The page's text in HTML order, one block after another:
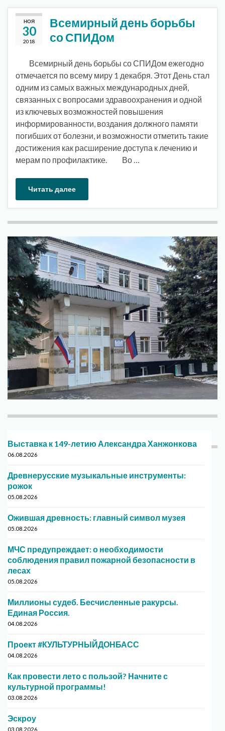
НОЯ
30
2018
Всемирный день борьбы
со СПИДом
Всемирный день борьбы со СПИДом ежегодно
отмечается по всему миру 1 декабря. Этот День стал
одним из самых важных международных дней,
связанных с вопросами здравоохранения и одной
из ключевых возможностей повышения
информированности, воздания должного памяти
погибших от болезни, и возможности отметить такие
достижения как расширение доступа к лечению и
мерам по профилактике. Во …
Читать далее
Выставка к 149-летию Александра Ханжонкова
06.08.2026
Древнерусские музыкальные инструменты:
рожок
05.08.2026
Ожившая древность: главный символ музея
05.08.2026
МЧС предупреждает: о необходимости
соблюдения правил пожарной безопасности в
лесах
05.08.2026
Миллионы судеб. Бесчисленные ракурсы.
Единая Россия.
04.08.2026
Проект #КУЛЬТУРНЫЙДОНБАСС
04.08.2026
Как провести лето с пользой? Начните с
культурной программы!
03.08.2026
Эскроу
03.08.2026